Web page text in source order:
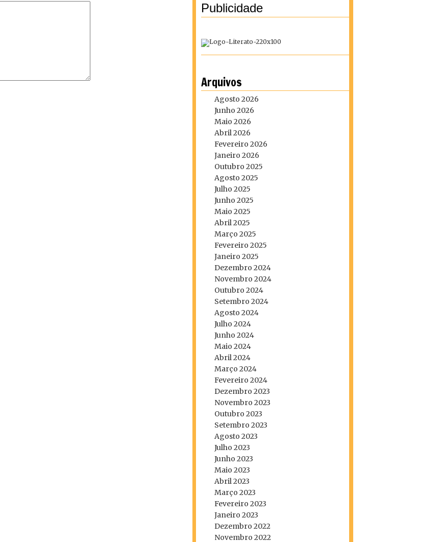
Publicidade
Arquivos
Agosto 2026
Junho 2026
Maio 2026
Abril 2026
Fevereiro 2026
Janeiro 2026
Outubro 2025
Agosto 2025
Julho 2025
Junho 2025
Maio 2025
Abril 2025
Março 2025
Fevereiro 2025
Janeiro 2025
Dezembro 2024
Novembro 2024
Outubro 2024
Setembro 2024
Agosto 2024
Julho 2024
Junho 2024
Maio 2024
Abril 2024
Março 2024
Fevereiro 2024
Dezembro 2023
Novembro 2023
Outubro 2023
Setembro 2023
Agosto 2023
Julho 2023
Junho 2023
Maio 2023
Abril 2023
Março 2023
Fevereiro 2023
Janeiro 2023
Dezembro 2022
Novembro 2022